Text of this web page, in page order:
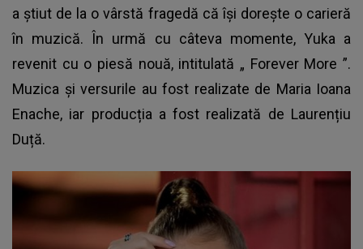
a știut de la o vârstă fragedă că își dorește o carieră
în muzică. În urmă cu câteva momente, Yuka a
revenit cu o piesă nouă, intitulată „ Forever More ”.
Muzica și versurile au fost realizate de Maria Ioana
Enache, iar producția a fost realizată de Laurențiu
Duță.